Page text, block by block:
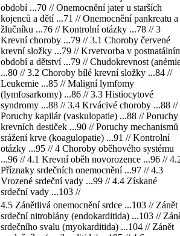
období ...70 // Onemocnění jater u starších
kojenců a dětí ...71 // Onemocnění pankreatu a
žlučníku ...76 // Kontrolní otázky ...78 // 3
Krevní choroby ...79 // 3.1 Choroby červené
krevní složky ...79 // Krvetvorba v
období a dětství ...79 // Chudokrevnost
...80 // 3.2 Choroby bílé krevní složky ...84 //
Leukemie ...85 // Maligní lymfomy
(lymfosarkomy) ...86 // 3.3 Histiocytové
syndromy ...88 // 3.4 Krvácivé choroby ...88 //
Poruchy kapilár (vaskulopatie) ...88 // Poruchy
krevních destiček ...90 // Poruchy mechanismů
srážení krve (koagulopatie) ...91 // Kontrolní
otázky ...95 // 4 Choroby oběhového systému
...96 // 4.1 Krevní oběh novorozence ...96 //
Příznaky srdečních onemocnění ...97 // 4.3
Vrozené srdeční vady ...99 // 4.4 Získané
srdeční vady ...103 //
4.5 Zánětlivá onemocnění srdce ...103 // Zánět
srdeční nitroblány (endokarditida) ...103 //
srdečního svalu (myokarditida) ...104 // Zánět